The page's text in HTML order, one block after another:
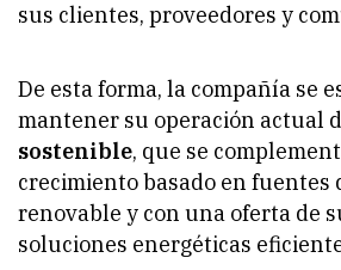
sus clientes, proveedores y
De esta forma, la compañía se
mantener su operación actual
sostenible, que se
crecimiento basado en fuentes
renovable y con una oferta de
soluciones energéticas